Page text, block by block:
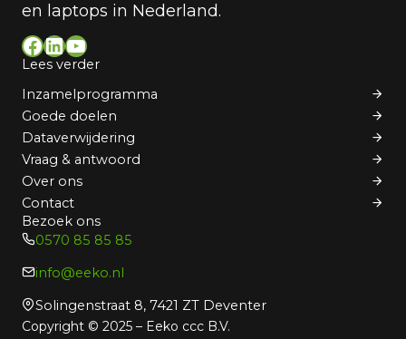
en laptops in Nederland.
Facebook LinkedIn YouTube
Lees verder
Inzamelprogramma
Goede doelen
Dataverwijdering
Vraag & antwoord
Over ons
Contact
Bezoek ons
0570 85 85 85
info@eeko.nl
Solingenstraat 8, 7421 ZT Deventer
Copyright © 2025 – Eeko ccc B.V.